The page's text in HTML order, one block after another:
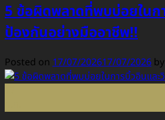
5 ข้อผิดพลาดที่พบบ่อยในก
ป้องกันอย่างมืออาชีพ!!
Posted on 17/07/202617/07/2026 by